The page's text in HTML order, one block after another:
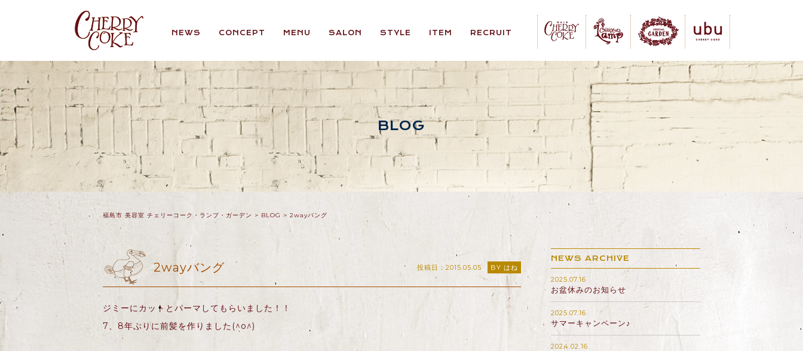
NEWS CONCEPT MENU SALON STYLE ITEM RECRUIT
BLOG
福島市 美容室 チェリーコーク・ランプ・ガーデン > BLOG > 2wayバング
2wayバング 投稿日：2015.05.05 BY はね
ジミーにカットとパーマしてもらいました！！
7、8年ぶりに前髪を作りました(^o^)
NEWS ARCHIVE
2025.07.16
お盆休みのお知らせ
2025.07.16
サマーキャンペーン♪
2024.02.16